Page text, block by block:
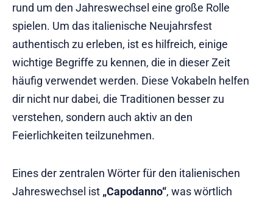
rund um den Jahreswechsel eine große Rolle
spielen. Um das italienische Neujahrsfest
authentisch zu erleben, ist es hilfreich, einige
wichtige Begriffe zu kennen, die in dieser Zeit
häufig verwendet werden. Diese Vokabeln helfen
dir nicht nur dabei, die Traditionen besser zu
verstehen, sondern auch aktiv an den
Feierlichkeiten teilzunehmen.
Eines der zentralen Wörter für den italienischen
Jahreswechsel ist „Capodanno“, was wörtlich